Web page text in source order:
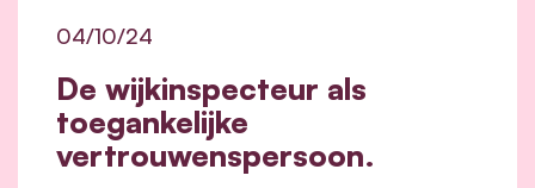
De wijkinspecteur als
toegankelijke
vertrouwenspersoon.
04/10/24